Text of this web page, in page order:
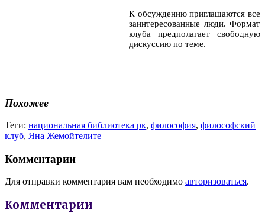
К обсуждению приглашаются все
заинтересованные люди. Формат
клуба предполагает свободную
дискуссию по теме.
Похожее
Теги: национальная библиотека рк, философия, философский
клуб, Яна Жемойтелите
Комментарии
Для отправки комментария вам необходимо авторизоваться.
Комментарии